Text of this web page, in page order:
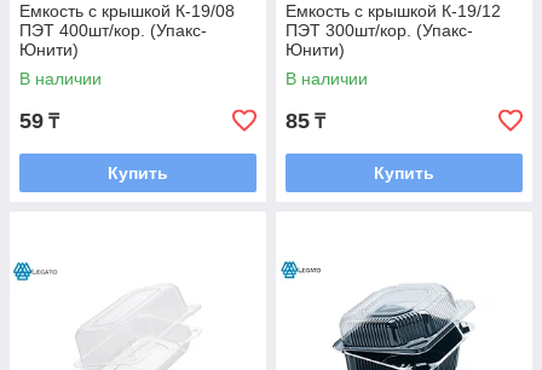
Емкость с крышкой К-19/08
ПЭТ 400шт/кор. (Упакс-
Юнити)
В наличии
59 ₸
Купить
Емкость с крышкой К-19/12
ПЭТ 300шт/кор. (Упакс-
Юнити)
В наличии
85 ₸
Купить